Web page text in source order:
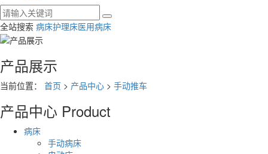
全站搜索 病床护理床医用病床
产品展示
当前位置： 首页 > 产品中心 > 手动推车
产品中心 Product
病床
手动病床